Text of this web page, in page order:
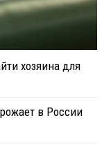
хозяина для
в России